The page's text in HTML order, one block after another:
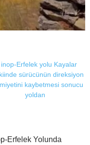
Erfelek Yolunda